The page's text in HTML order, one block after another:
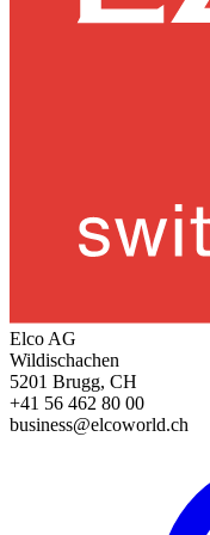
Elco AG
Wildischachen
5201 Brugg, CH
+41 56 462 80 00
business@elcoworld.ch